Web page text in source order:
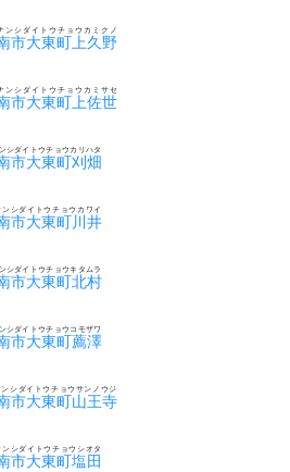
市大東町上久野
ンシダイトウチョウカミクノ
市大東町上佐世
ンシダイトウチョウカミサセ
市大東町刈畑
シダイトウチョウカリハタ
市大東町川井
シダイトウチョウカワイ
市大東町北村
シダイトウチョウキタムラ
市大東町薦澤
シダイトウチョウコモザワ
市大東町山王寺
シダイトウチョウサンノウジ
市大東町塩田
シダイトウチョウシオタ